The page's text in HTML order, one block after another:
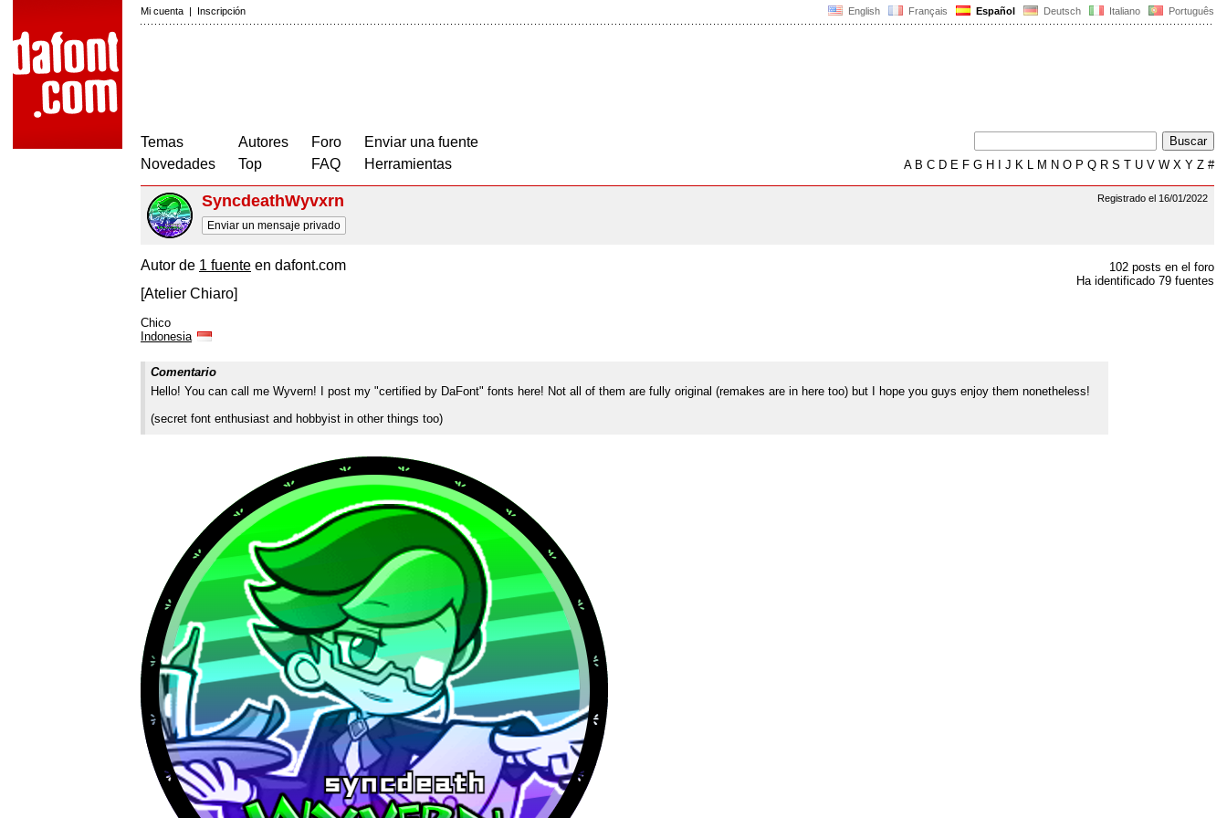
English Français Español Deutsch Italiano Português
Mi cuenta | Inscripción
Temas
Novedades
Autores
Top
Foro
FAQ
Enviar una fuente
Herramientas
AB C D E F G H J K L M N O P Q R S T U V W X Y Z #
Registrado el 16/01/2022
SyncdeathWyvxrn
Enviar un mensaje privado
102 posts en el foro
Ha identificado 79 fuentes
Autor de 1 fuente en dafont.com
[Atelier Chiaro]
Chico
Indonesia
Comentario
Hello! You can call me Wyvern! I post my "certified by DaFont" fonts here! Not all of them are fully original (remakes are in here too) but I hope you guys enjoy them nonetheless!
(secret font enthusiast and hobbyist in other things too)